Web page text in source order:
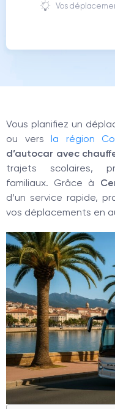
Vos
Vous planifiez un
ou versla région
d’autocar avec
trajets scolaires,
familiaux. Grâce à
d’un service rapide,
vos déplacements en